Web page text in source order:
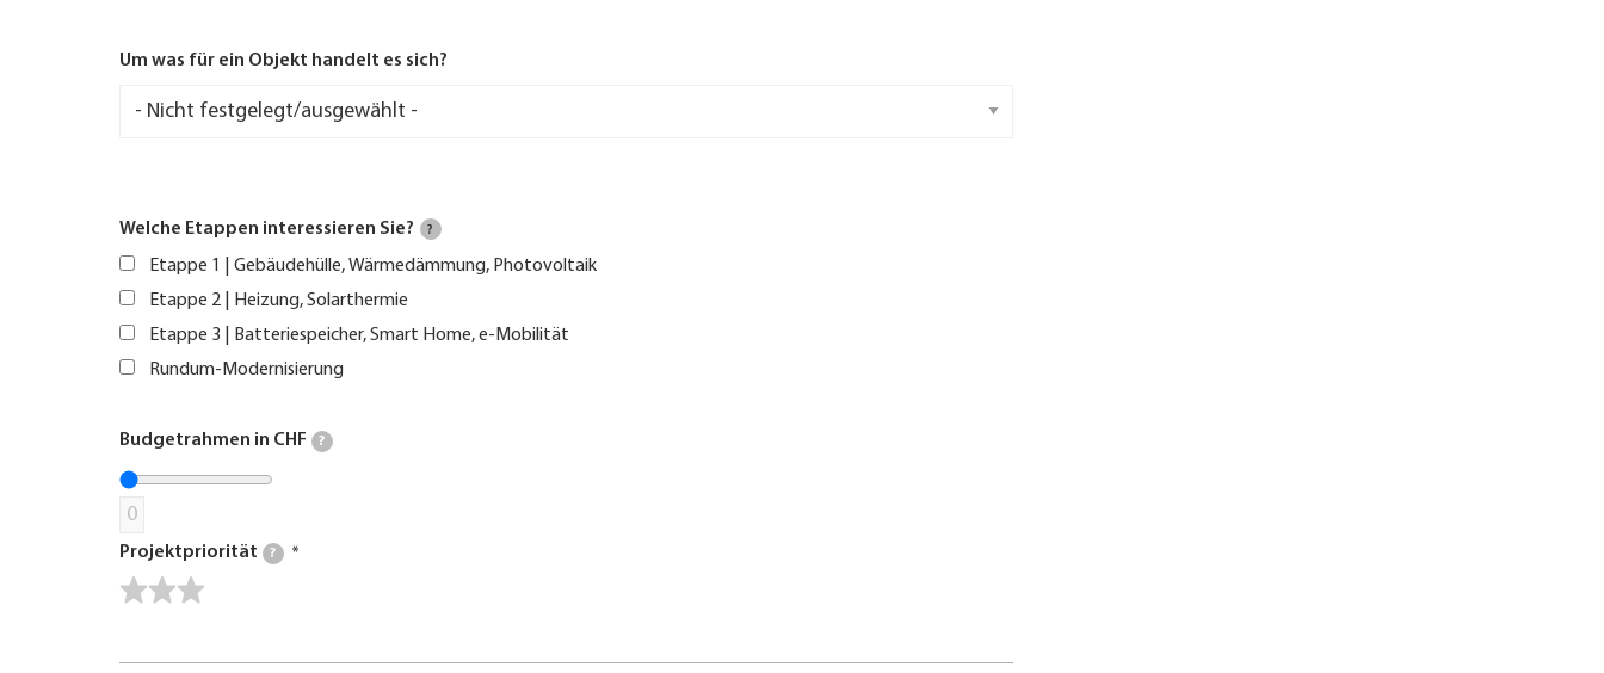
Um was für ein Objekt handelt es sich?
Welche Etappen interessieren Sie? ?
Etappe 1 | Gebäudehülle, Wärmedämmung, Photovoltaik
Etappe 2 | Heizung, Solarthermie
Etappe 3 | Batteriespeicher, Smart Home, e-Mobilität
Rundum-Modernisierung
Budgetrahmen in CHF ?
0
Projektpriorität ?